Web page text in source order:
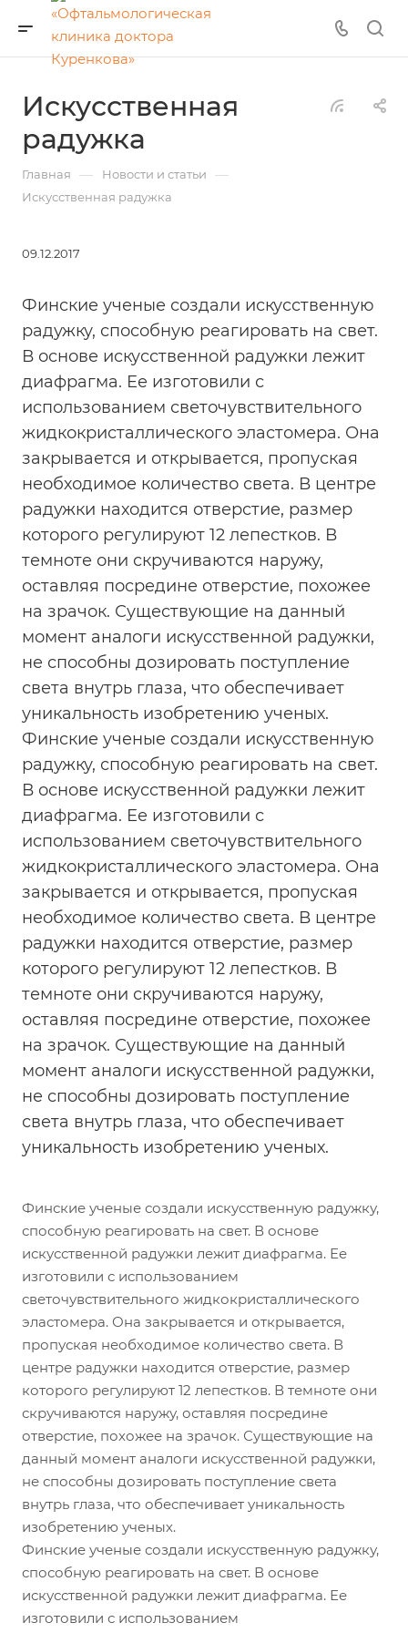
Искусственная
радужка
Главная — Новости и статьи —
Искусственная радужка
09.12.2017
Финские ученые создали искусственную
радужку, способную реагировать на свет.
В основе искусственной радужки лежит
диафрагма. Ее изготовили с
использованием светочувствительного
жидкокристаллического эластомера. Она
закрывается и открывается, пропуская
необходимое количество света. В центре
радужки находится отверстие, размер
которого регулируют 12 лепестков. В
темноте они скручиваются наружу,
оставляя посредине отверстие, похожее
на зрачок. Существующие на данный
момент аналоги искусственной радужки,
не способны дозировать поступление
света внутрь глаза, что обеспечивает
уникальность изобретению ученых.
Финские ученые создали искусственную
радужку, способную реагировать на свет.
В основе искусственной радужки лежит
диафрагма. Ее изготовили с
использованием светочувствительного
жидкокристаллического эластомера. Она
закрывается и открывается, пропуская
необходимое количество света. В центре
радужки находится отверстие, размер
которого регулируют 12 лепестков. В
темноте они скручиваются наружу,
оставляя посредине отверстие, похожее
на зрачок. Существующие на данный
момент аналоги искусственной радужки,
не способны дозировать поступление
света внутрь глаза, что обеспечивает
уникальность изобретению ученых.
Финские ученые создали искусственную радужку,
способную реагировать на свет. В основе
искусственной радужки лежит диафрагма. Ее
изготовили с использованием
светочувствительного жидкокристаллического
эластомера. Она закрывается и открывается,
пропуская необходимое количество света. В
центре радужки находится отверстие, размер
которого регулируют 12 лепестков. В темноте они
скручиваются наружу, оставляя посредине
отверстие, похожее на зрачок. Существующие на
данный момент аналоги искусственной радужки,
не способны дозировать поступление света
внутрь глаза, что обеспечивает уникальность
изобретению ученых.
Финские ученые создали искусственную радужку,
способную реагировать на свет. В основе
искусственной радужки лежит диафрагма. Ее
изготовили с использованием